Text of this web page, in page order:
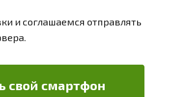
и соглашаемся отправлять
свой смартфон